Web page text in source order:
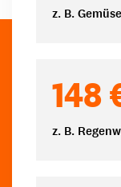
z. B.
148
z. B.